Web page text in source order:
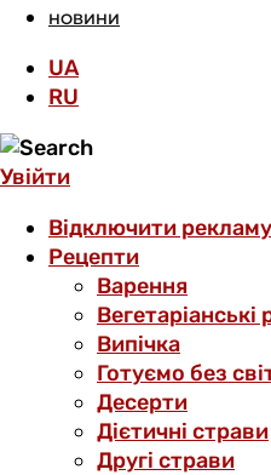
НОВИНИ
UA
RU
Увійти
Відключити рекламу
Рецепти
Варення
Вегетаріанські
Випічка
Готуємо без
Десерти
Дієтичні страви
Другі страви